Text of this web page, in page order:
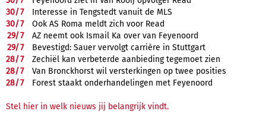
30/7
Interesse in Tengstedt vanuit de MLS
30/7
Ook AS Roma meldt zich voor Read
29/7
AZ neemt ook Ismail Ka over van Feyenoord
29/7
Bevestigd: Sauer vervolgt carrière in Stuttgart
28/7
Zechiël kan verbeterde aanbieding tegemoet zien
28/7
Van Bronckhorst wil versterkingen op twee posities
28/7 Forest staakt onderhandelingen met Feyenoord
Stel hier in welk nieuws jij belangrijk vindt.